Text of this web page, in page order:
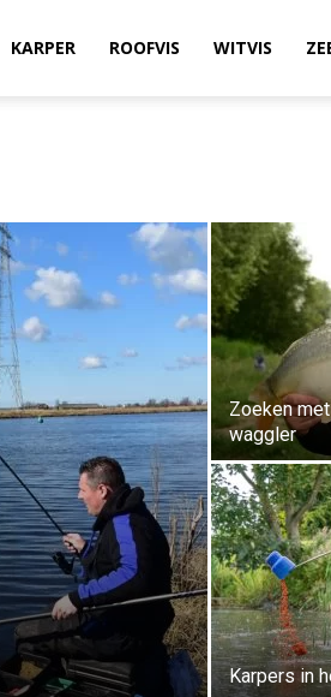
KARPER ROOFVIS WITVIS
Zoeken
waggler
Karpers in